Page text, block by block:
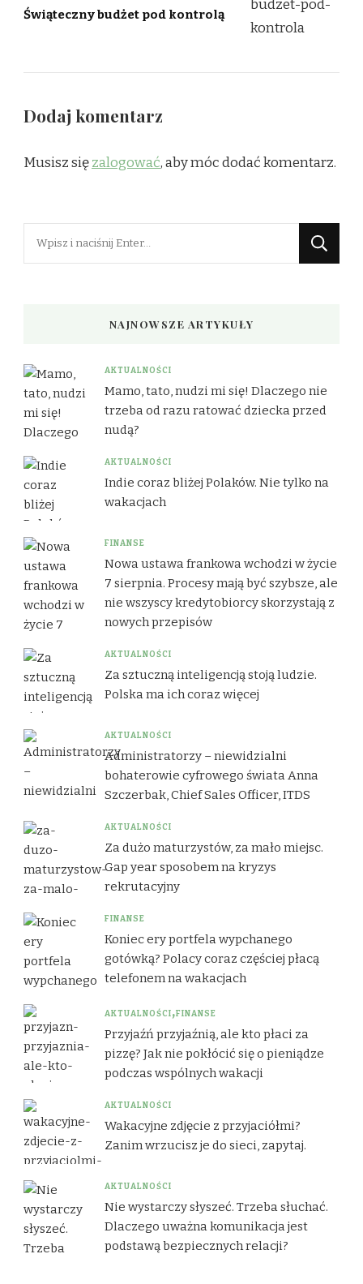
Świąteczny budżet pod kontrolą
Dodaj komentarz
Musisz sięzalogować, aby móc dodać komentarz.
NAJNOWSZE ARTYKUŁY
AKTUALNOŚCI
Mamo, tato, nudzi mi się! Dlaczego nie
trzeba od razu ratować dziecka przed
nudą?
AKTUALNOŚCI
Indie coraz bliżej Polaków. Nie tylko na
wakacjach
FINANSE
Nowa ustawa frankowa wchodzi w życie
7 sierpnia. Procesy mają być szybsze, ale
nie wszyscy kredytobiorcy skorzystają z
nowych przepisów
AKTUALNOŚCI
Za sztuczną inteligencją stoją ludzie.
Polska ma ich coraz więcej
AKTUALNOŚCI
Administratorzy – niewidzialni
bohaterowie cyfrowego świata Anna
Szczerbak, Chief Sales Officer, ITDS
AKTUALNOŚCI
Za dużo maturzystów, za mało miejsc.
Gap year sposobem na kryzys
rekrutacyjny
FINANSE
Koniec ery portfela wypchanego
gotówką? Polacy coraz częściej płacą
telefonem na wakacjach
AKTUALNOŚCI FINANSE
Przyjaźń przyjaźnią, ale kto płaci za
pizzę? Jak nie pokłócić się o pieniądze
podczas wspólnych wakacji
AKTUALNOŚCI
Wakacyjne zdjęcie z przyjaciółmi?
Zanim wrzucisz je do sieci, zapytaj.
AKTUALNOŚCI
Nie wystarczy słyszeć. Trzeba słuchać.
Dlaczego uważna komunikacja jest
podstawą bezpiecznych relacji?